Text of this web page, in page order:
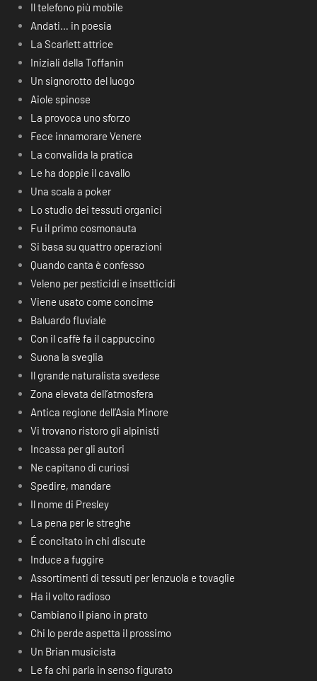
Il telefono più mobile
Andati… in poesia
La Scarlett attrice
Iniziali della Toffanin
Un signorotto del luogo
Aiole spinose
La provoca uno sforzo
Fece innamorare Venere
La convalida la pratica
Le ha doppie il cavallo
Una scala a poker
Lo studio dei tessuti organici
Fu il primo cosmonauta
Si basa su quattro operazioni
Quando canta è confesso
Veleno per pesticidi e insetticidi
Viene usato come concime
Baluardo fluviale
Con il caffè fa il cappuccino
Suona la sveglia
Il grande naturalista svedese
Zona elevata dell’atmosfera
Antica regione dell’Asia Minore
Vi trovano ristoro gli alpinisti
Incassa per gli autori
Ne capitano di curiosi
Spedire, mandare
Il nome di Presley
La pena per le streghe
É concitato in chi discute
Induce a fuggire
Assortimenti di tessuti per lenzuola e tovaglie
Ha il volto radioso
Cambiano il piano in prato
Chi lo perde aspetta il prossimo
Un Brian musicista
Le fa chi parla in senso figurato